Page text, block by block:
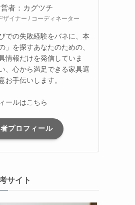
者：カグツチ
ザイナー / コーディネーター
での失敗経験をバネに、本
」を探すあなたのための、
情報だけを発信していま
、心から満足できる家具選
お手伝いします。
ールはこちら
プロフィール
サイト